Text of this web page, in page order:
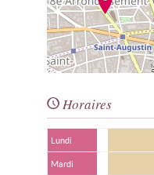
Horaires
Lundi
Mardi